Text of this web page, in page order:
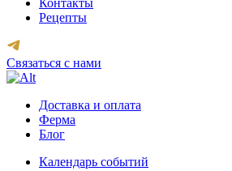
Контакты
Рецепты
Связаться с нами
Доставка и оплата
Ферма
Блог
Календарь событий